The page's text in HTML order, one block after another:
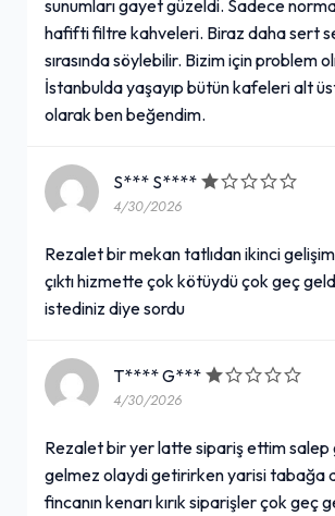
sunumları gayet güzeldi. Sadece
hafifti filtre kahveleri. Biraz daha sert
sırasında söylebilir. Bizim için problem
İstanbulda yaşayıp bütün kafeleri alt
olarak ben beğendim.
S*** S****
4/30/2026
Rezalet bir mekan tatlıdan ikinci
çıktı hizmette çok kötüydü çok geç
istediniz diye sordu
T**** G***
4/30/2026
Rezalet bir yer latte sipariş ettim
gelmez olaydi getirirken yarisi tabağa
fincanın kenarı kırık siparişler çok geç